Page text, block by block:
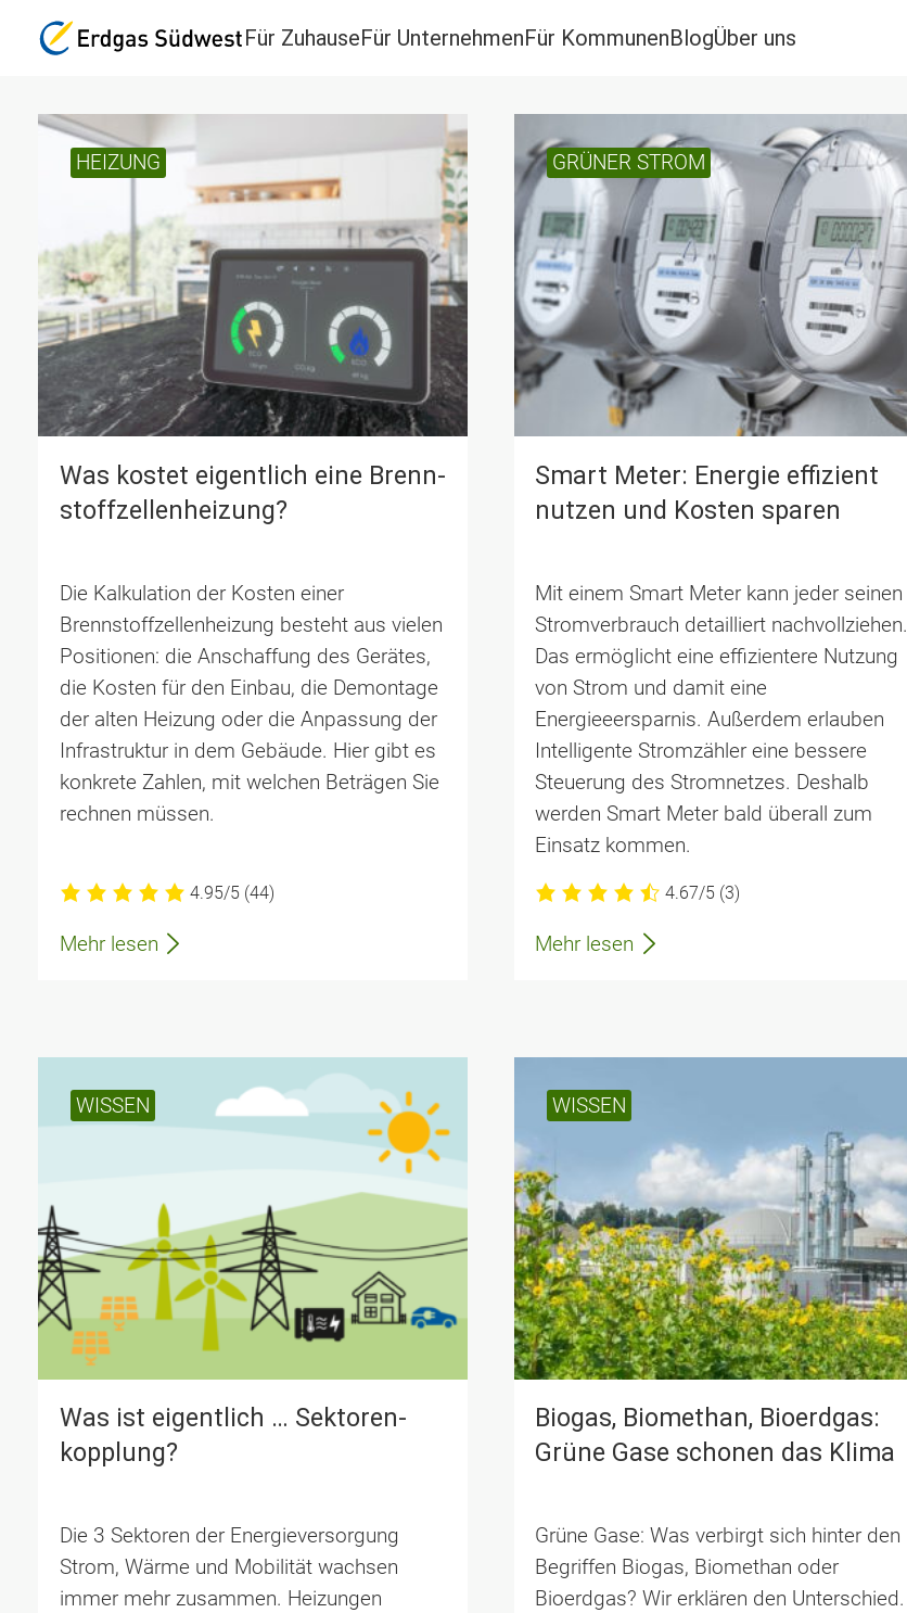
Für ZuhauseFür UnternehmenFür KommunenBlogÜber uns
HEIZUNG
Was kostet eigent­lich eine Brenn­
stoff­zellen­heizung?
Die Kalkulation der Kosten einer
Brennstoffzellenheizung besteht aus vielen
Positionen: die Anschaffung des Gerätes,
die Kosten für den Einbau, die Demontage
der alten Heizung oder die Anpassung der
Infrastruktur in dem Gebäude. Hier gibt es
konkrete Zahlen, mit welchen Beträgen Sie
rechnen müssen.
4.95/5 (44)
Mehr lesen
GRÜNER STROM
Smart Meter: Energie effizient
nutzen und Kosten sparen
Mit einem Smart Meter kann jeder seinen
Stromverbrauch detailliert nachvollziehen.
Das ermöglicht eine effizientere Nutzung
von Strom und damit eine
Energieeersparnis. Außerdem erlauben
Intelligente Stromzähler eine bessere
Steuerung des Stromnetzes. Deshalb
werden Smart Meter bald überall zum
Einsatz kommen.
4.67/5 (3)
Mehr lesen
WISSEN
Was ist eigent­lich … Sektoren­
kopplung?
Die 3 Sektoren der Energieversorgung
Strom, Wärme und Mobilität wachsen
immer mehr zusammen. Heizungen
WISSEN
Bio­gas, Bio­methan, Bio­erdgas:
Grüne Gase schonen das Klima
Grüne Gase: Was verbirgt sich hinter den
Begriffen Biogas, Biomethan oder
Bioerdgas? Wir erklären den Unterschied.